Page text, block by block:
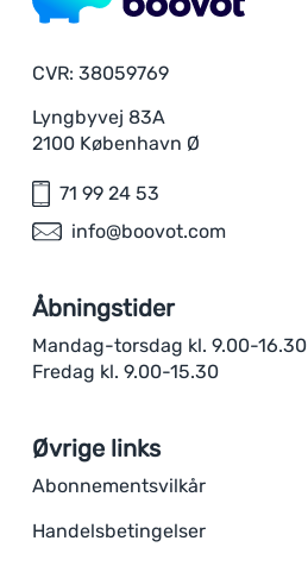
CVR: 38059769
Lyngbyvej 83A
2100 København Ø
71 99 24 53
info@boovot.com
Åbningstider
Mandag-torsdag kl. 9.00-16.30
Fredag kl. 9.00-15.30
Øvrige links
Abonnementsvilkår
Handelsbetingelser